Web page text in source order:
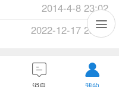
2014-4-8 23:02
2022-12-17 23:42